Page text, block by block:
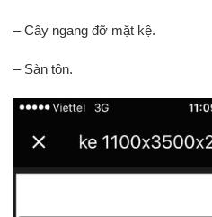
– Cây ngang đỡ mặt kệ.
– Sàn tôn.